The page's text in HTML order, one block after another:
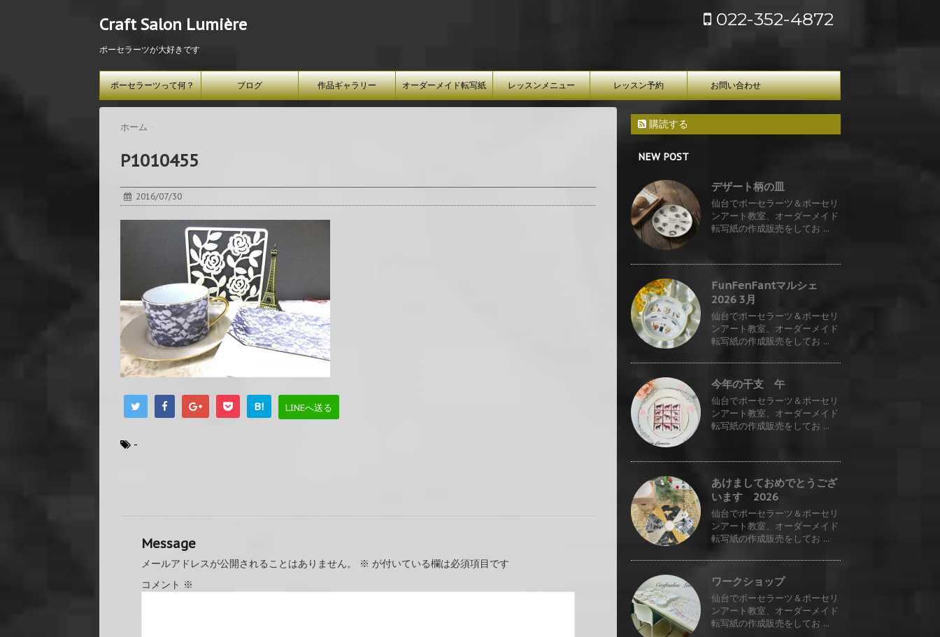
Craft Salon Lumière
ポーセラーツが大好きです
022-352-4872
ポーセラーツって何？ ブログ 作品ギャラリー オーダーメイド転写紙 レッスンメニュー レッスン予約 お問い合わせ
ホーム
P1010455
2016/07/30
B! LINEへ送る
-
Message
メールアドレスが公開されることはありません。 ※ が付いている欄は必須項目です
コメント ※
購読する
NEW POST
デザート柄の皿
仙台でポーセラーツ＆ポーセリ
ンアート教室、オーダーメイド
転写紙の作成販売をしてお ...
FunFenFantマルシェ
2026 3月
仙台でポーセラーツ＆ポーセリ
ンアート教室、オーダーメイド
転写紙の作成販売をしてお ...
今年の干支 午
仙台でポーセラーツ＆ポーセリ
ンアート教室、オーダーメイド
転写紙の作成販売をしてお ...
あけましておめでとうござ
います 2026
仙台でポーセラーツ＆ポーセリ
ンアート教室、オーダーメイド
転写紙の作成販売をしてお ...
ワークショップ
仙台でポーセラーツ＆ポーセリ
ンアート教室、オーダーメイド
転写紙の作成販売をしてお ...